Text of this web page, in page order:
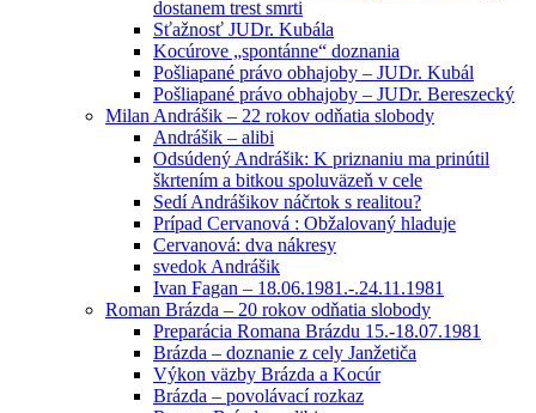
dostanem trest smrti
Sťažnosť JUDr. Kubála
Kocúrove „spontánne“ doznania
Pošliapané právo obhajoby – JUDr. Kubál
Pošliapané právo obhajoby – JUDr. Bereszecký
Milan Andrášik – 22 rokov odňatia slobody
Andrášik – alibi
Odsúdený Andrášik: K priznaniu ma prinútil
škrtením a bitkou spoluväzeň v cele
Sedí Andrášikov náčrtok s realitou?
Prípad Cervanová : Obžalovaný hladuje
Cervanová: dva nákresy
svedok Andrášik
Ivan Fagan – 18.06.1981.-.24.11.1981
Roman Brázda – 20 rokov odňatia slobody
Preparácia Romana Brázdu 15.-18.07.1981
Brázda – doznanie z cely Janžetiča
Výkon väzby Brázda a Kocúr
Brázda – povolávací rozkaz